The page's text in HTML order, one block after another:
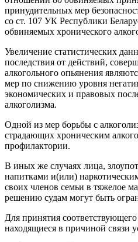
принудительных мер
со ст. 107 УК Республики
обвиняемых хронического
Увеличение статистических
последствия от действий,
алкогольного опьянения
мер по снижению уровня
экономических и правовых
алкоголизма.
Одной из мер борьбы с
страдающих хроническим
профилактории.
В иных же случаях лица,
напитками и(или)
своих членов семьи в тяжелое
решению судам могут быть
Для принятия
находящиеся в причиной связи